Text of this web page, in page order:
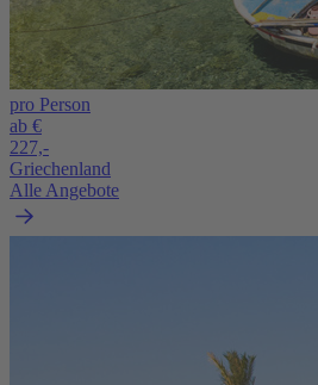
pro Person
ab €
227,-
Griechenland
Alle Angebote